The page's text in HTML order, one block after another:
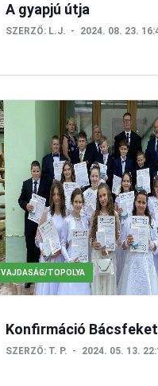
A gyapjú útja
SZERZŐ: L.J. 2024. 08. 23.
VAJDASÁG/TOPOLYA
Konfirmáció
SZERZŐ: T. P. 2024. 05. 13.